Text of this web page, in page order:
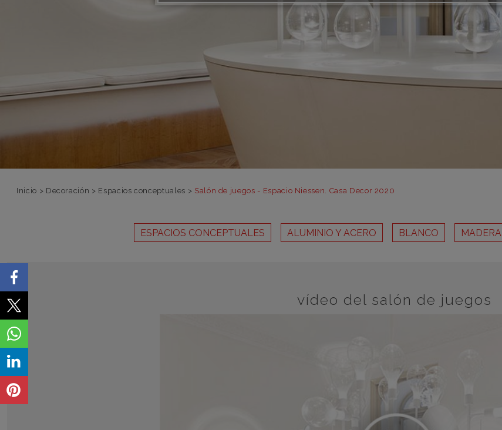
Inicio > Decoración > Espacios conceptuales > Salón de juegos - Espacio Niessen. Casa Decor 2020
ESPACIOS CONCEPTUALES ALUMINIO Y ACERO BLANCO MADERA
vídeo del salón de juegos